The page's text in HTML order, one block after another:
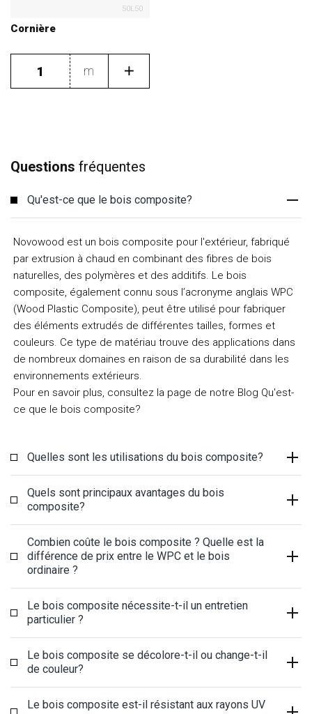
50L50
Cornière
m
Questions fréquentes
Qu'est-ce que le bois composite?
Novowood est un bois composite pour l'extérieur, fabriqué
par extrusion à chaud en combinant des fibres de bois
naturelles, des polymères et des additifs. Le bois
composite, également connu sous l’acronyme anglais WPC
(Wood Plastic Composite), peut être utilisé pour fabriquer
des éléments extrudés de différentes tailles, formes et
couleurs. Ce type de matériau trouve des applications dans
de nombreux domaines en raison de sa durabilité dans les
environnements extérieurs.
Pour en savoir plus, consultez la page de notre Blog Qu'est-
ce que le bois composite?
Quelles sont les utilisations du bois composite?
Quels sont principaux avantages du bois
composite?
Combien coûte le bois composite ? Quelle est la
différence de prix entre le WPC et le bois
ordinaire ?
Le bois composite nécessite-t-il un entretien
particulier ?
Le bois composite se décolore-t-il ou change-t-il
de couleur?
Le bois composite est-il résistant aux rayons UV